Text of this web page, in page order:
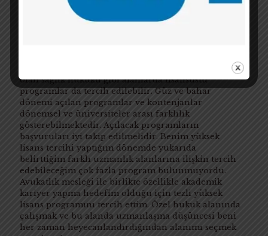
Esasen üniversitelerde açılan programlarda özel
hukuk kamu hukuku temel ayrımı olmakla birlikte,
hukuku, ekonomi hukuku, multidisipliner bir alan
olan sağlık hukuku gibi alanlarda lisansüstü
programlar da tercih edilebilir. Güz ve bahar
dönemi açılan programlar ve kontenjanlar
dönemsel ve üniversiteler arası farklılık
gösterebilmektedir. Açılacak programların
başvuruları iyi takip edilmelidir. Benim yüksek
lisans tercihi yaptığım dönemde yukarıda
belirttiğim farklı uzmanlık alanlarına ilişkin tercih
edebileceğim çok fazla program bulunmuyordu.
Avukatlık mesleği ile birlikte özellikle akademik
kariyer yapma hedefim olduğu için tezli yüksek
lisans programını tercih ettim. Özel hukuk alanında
çalışmak ve bu alanda uzmanlaşma düşüncesi beni
her zaman heyecanlandırdığından alanımı seçmek